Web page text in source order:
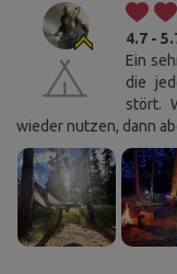
4.7 -
Ein
die
stört.
wieder nutzen, dann